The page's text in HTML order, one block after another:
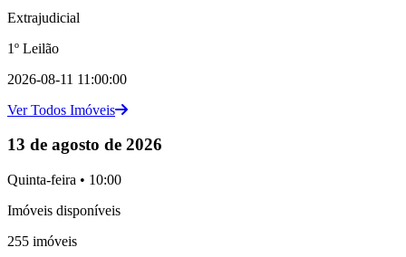
Extrajudicial
1º Leilão
2026-08-11 11:00:00
Ver Todos Imóveis
13 de agosto de 2026
Quinta-feira • 10:00
Imóveis disponíveis
255 imóveis